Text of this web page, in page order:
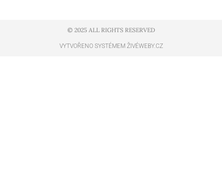
© 2025 ALL RIGHTS RESERVED​
VYTVOŘENO SYSTÉMEM ŽIVÉWEBY.CZ